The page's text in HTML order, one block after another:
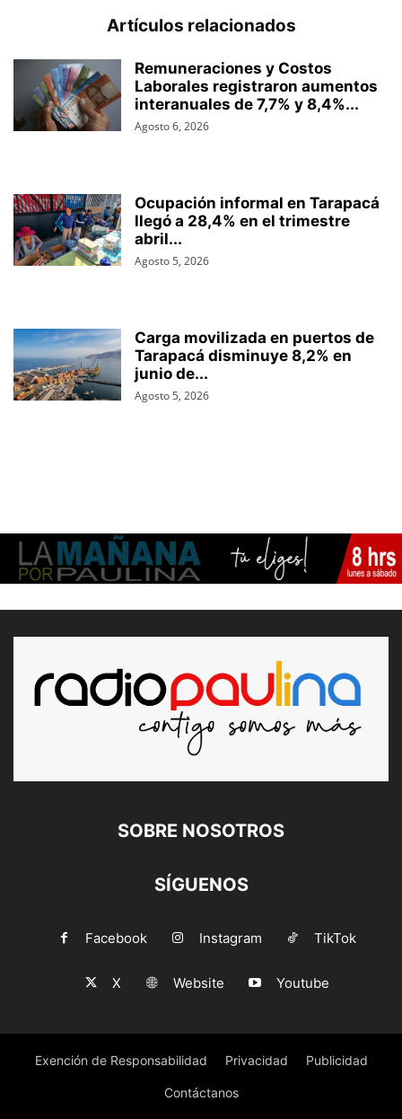
Artículos relacionados
Remuneraciones y Costos
Laborales registraron aumentos
interanuales de 7,7% y 8,4%...
Agosto 6, 2026
Ocupación informal en Tarapacá
llegó a 28,4% en el trimestre
abril...
Agosto 5, 2026
Carga movilizada en puertos de
Tarapacá disminuye 8,2% en
junio de...
Agosto 5, 2026
SOBRE NOSOTROS
SÍGUENOS
Facebook Instagram TikTok
X Website Youtube
Exención de Responsabilidad Privacidad Publicidad
Contáctanos